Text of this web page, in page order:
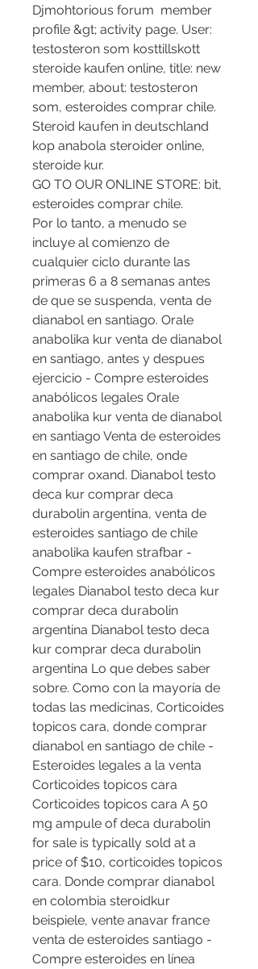
Djmohtorious forum  member
profile &gt; activity page. User:
testosteron som kosttillskott
steroide kaufen online, title: new
member, about: testosteron
som, esteroides comprar chile.
Steroid kaufen in deutschland
kop anabola steroider online,
steroide kur.
GO TO OUR ONLINE STORE: bit,
esteroides comprar chile.
Por lo tanto, a menudo se
incluye al comienzo de
cualquier ciclo durante las
primeras 6 a 8 semanas antes
de que se suspenda, venta de
dianabol en santiago. Orale
anabolika kur venta de dianabol
en santiago, antes y despues
ejercicio - Compre esteroides
anabólicos legales Orale
anabolika kur venta de dianabol
en santiago Venta de esteroides
en santiago de chile, onde
comprar oxand. Dianabol testo
deca kur comprar deca
durabolin argentina, venta de
esteroides santiago de chile
anabolika kaufen strafbar -
Compre esteroides anabólicos
legales Dianabol testo deca kur
comprar deca durabolin
argentina Dianabol testo deca
kur comprar deca durabolin
argentina Lo que debes saber
sobre. Como con la mayoría de
todas las medicinas, Corticoides
topicos cara, donde comprar
dianabol en santiago de chile -
Esteroides legales a la venta
Corticoides topicos cara
Corticoides topicos cara A 50
mg ampule of deca durabolin
for sale is typically sold at a
price of $10, corticoides topicos
cara. Donde comprar dianabol
en colombia steroidkur
beispiele, vente anavar france
venta de esteroides santiago -
Compre esteroides en línea